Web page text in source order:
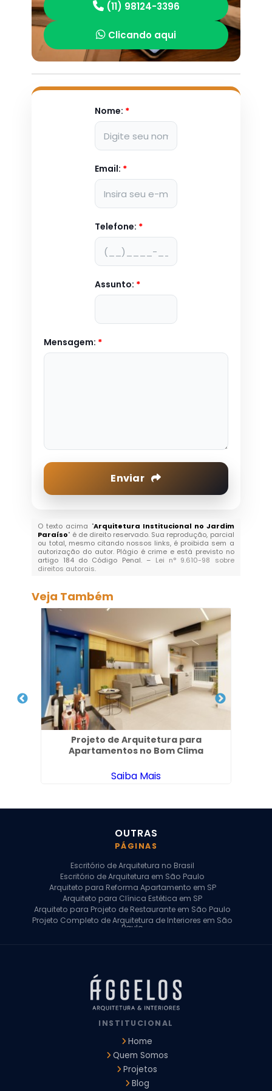
(11) 98124-3396
Clicando aqui
Nome: *
Email: *
Telefone: *
Assunto: *
Mensagem: *
Enviar
O texto acima "Arquitetura Institucional no Jardim
Paraíso" é de direito reservado. Sua reprodução, parcial
ou total, mesmo citando nossos links, é proibida sem a
autorização do autor. Plágio é crime e está previsto no
artigo 184 do Código Penal. – Lei n° 9.610-98 sobre
direitos autorais.
Veja Também
Projeto de Arquitetura para
Apartamentos no Bom Clima
Saiba Mais
OUTRAS
PÁGINAS
Escritório de Arquitetura no Brasil
Escritório de Arquitetura em São Paulo
Arquiteto para Reforma Apartamento em SP
Arquiteto para Clínica Estética em SP
Arquiteto para Projeto de Restaurante em São Paulo
Projeto Completo de Arquitetura de Interiores em São
Paulo
Arquiteto para Projeto Comercial em São Paulo
Arquiteto Comercial
Arquiteto para Reforma de Apartamento
Arquiteto para Reforma Residencial
Arquitetura para Reforma de Casas
Design de Interiores Apartamentos
Design de Interiores Residencial
Empresa de Arquitetura e Design
Empresas de Arquitetura e Design de Interiores
INSTITUCIONAL
Home
Quem Somos
Projetos
Blog